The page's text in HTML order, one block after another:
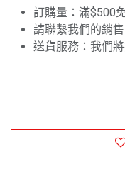
訂購量：滿$500
請聯繫我們的銷
送貨服務：我們